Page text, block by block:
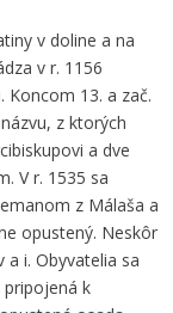
v doline a na
v r. 1156
13. a zač.
z ktorých
a dve
V r. 1535 sa
z Málaša a
opustený. Neskôr
i. Obyvatelia sa
pripojená k